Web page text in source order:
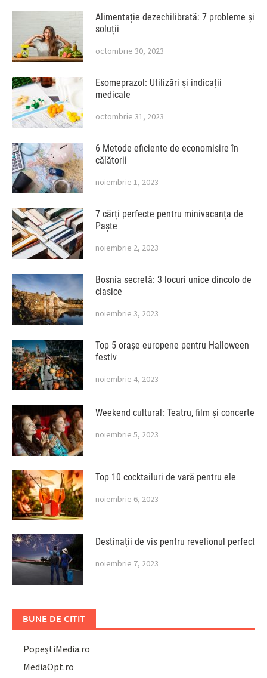
Alimentație dezechilibrată: 7 probleme și
soluții
octombrie 30, 2023
Esomeprazol: Utilizări și indicații
medicale
octombrie 31, 2023
6 Metode eficiente de economisire în
călătorii
noiembrie 1, 2023
7 cărți perfecte pentru minivacanța de
Paște
noiembrie 2, 2023
Bosnia secretă: 3 locuri unice dincolo de
clasice
noiembrie 3, 2023
Top 5 orașe europene pentru Halloween
festiv
noiembrie 4, 2023
Weekend cultural: Teatru, film și concerte
noiembrie 5, 2023
Top 10 cocktailuri de vară pentru ele
noiembrie 6, 2023
Destinații de vis pentru revelionul perfect
noiembrie 7, 2023
BUNE DE CITIT
PopeștiMedia.ro
MediaOpt.ro